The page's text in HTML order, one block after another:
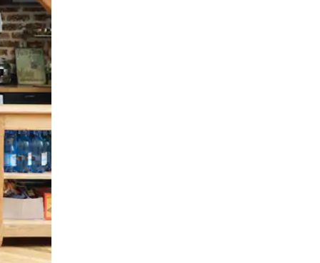
ekranin.